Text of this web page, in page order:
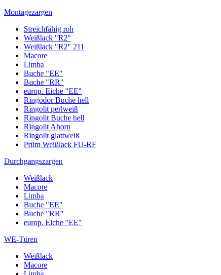
Montagezargen
Streichfähig roh
Weißlack "R2"
Weißlack "R2" 211
Macore
Limba
Buche "EE"
Buche "RR"
europ. Eiche "EE"
Ringodor Buche hell
Ringolit perlweiß
Ringolit Buche hell
Ringolit Ahorn
Ringolit glattweiß
Prüm Weißlack FU-RF
Durchgangszargen
Weißlack
Macore
Limba
Buche "EE"
Buche "RR"
europ. Eiche "EE"
WE-Türen
Weißlack
Macore